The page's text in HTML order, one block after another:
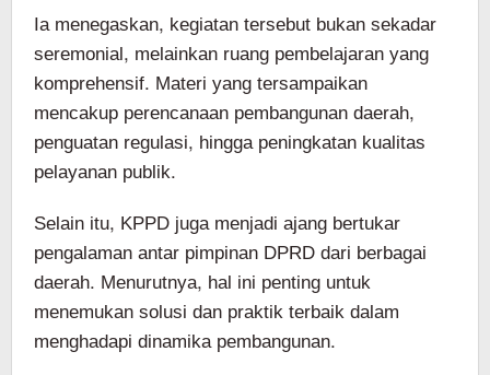
Ia menegaskan, kegiatan tersebut bukan sekadar
seremonial, melainkan ruang pembelajaran yang
komprehensif. Materi yang tersampaikan
mencakup perencanaan pembangunan daerah,
penguatan regulasi, hingga peningkatan kualitas
pelayanan publik.
Selain itu, KPPD juga menjadi ajang bertukar
pengalaman antar pimpinan DPRD dari berbagai
daerah. Menurutnya, hal ini penting untuk
menemukan solusi dan praktik terbaik dalam
menghadapi dinamika pembangunan.